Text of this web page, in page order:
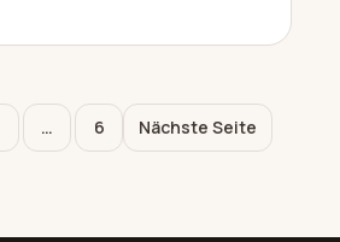
… 6 Nächste Seite